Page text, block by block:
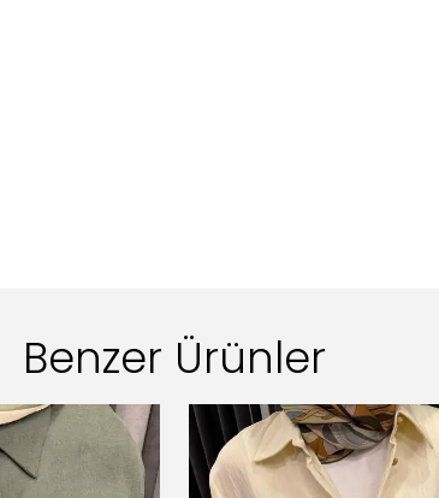
Benzer Ürünler